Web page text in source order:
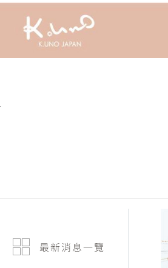
最新消息一覽